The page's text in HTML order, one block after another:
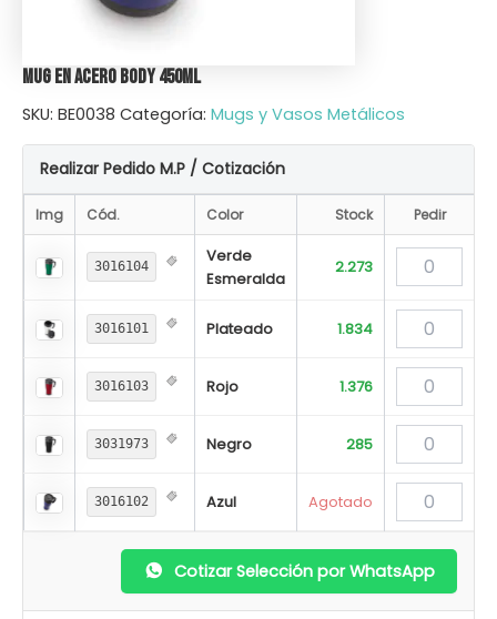
Mug en Acero Body 450ml
SKU: BE0038 Categoría: Mugs y Vasos Metálicos
Realizar Pedido M.P / Cotización
Img Cód. Color Stock Pedir
3016104
Verde
Esmeralda
2.273
3016101 Plateado 1.834
3016103 Rojo 1.376
3031973 Negro 285
3016102 Azul Agotado
Cotizar Selección por WhatsApp